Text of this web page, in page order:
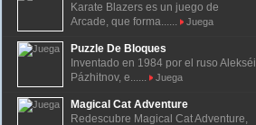
Karate Blazers es un juego de
Arcade, que forma......
Juega
Puzzle De Bloques
Inventado en 1984 por el ruso Alekséi
Pázhitnov, e......
Juega
Magical Cat Adventure
Redescubre Magical Cat Adventure,